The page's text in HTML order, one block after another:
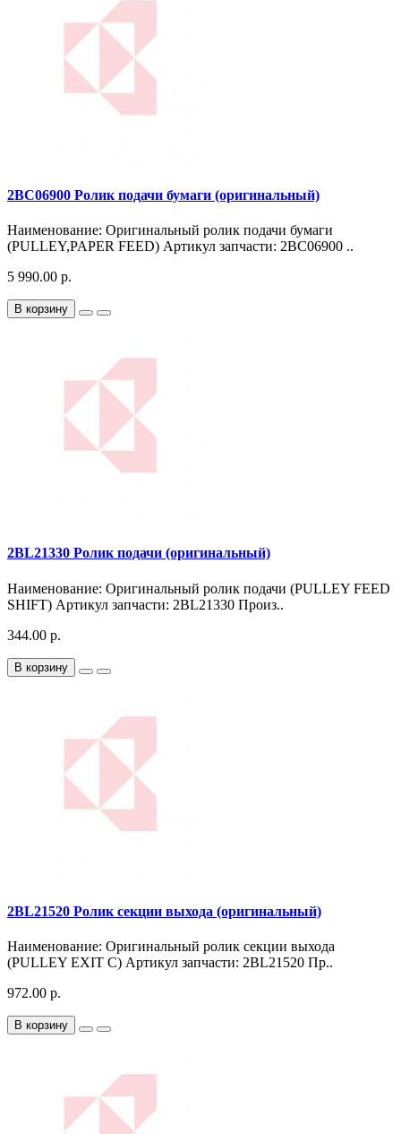
2BC06900 Ролик подачи бумаги (оригинальный)
Наименование: Оригинальный ролик подачи бумаги
(PULLEY,PAPER FEED) Артикул запчасти: 2BC06900 ..
5 990.00 р.
В корзину
2BL21330 Ролик подачи (оригинальный)
Наименование: Оригинальный ролик подачи (PULLEY FEED
SHIFT) Артикул запчасти: 2BL21330 Произ..
344.00 р.
В корзину
2BL21520 Ролик секции выхода (оригинальный)
Наименование: Оригинальный ролик секции выхода
(PULLEY EXIT C) Артикул запчасти: 2BL21520 Пр..
972.00 р.
В корзину